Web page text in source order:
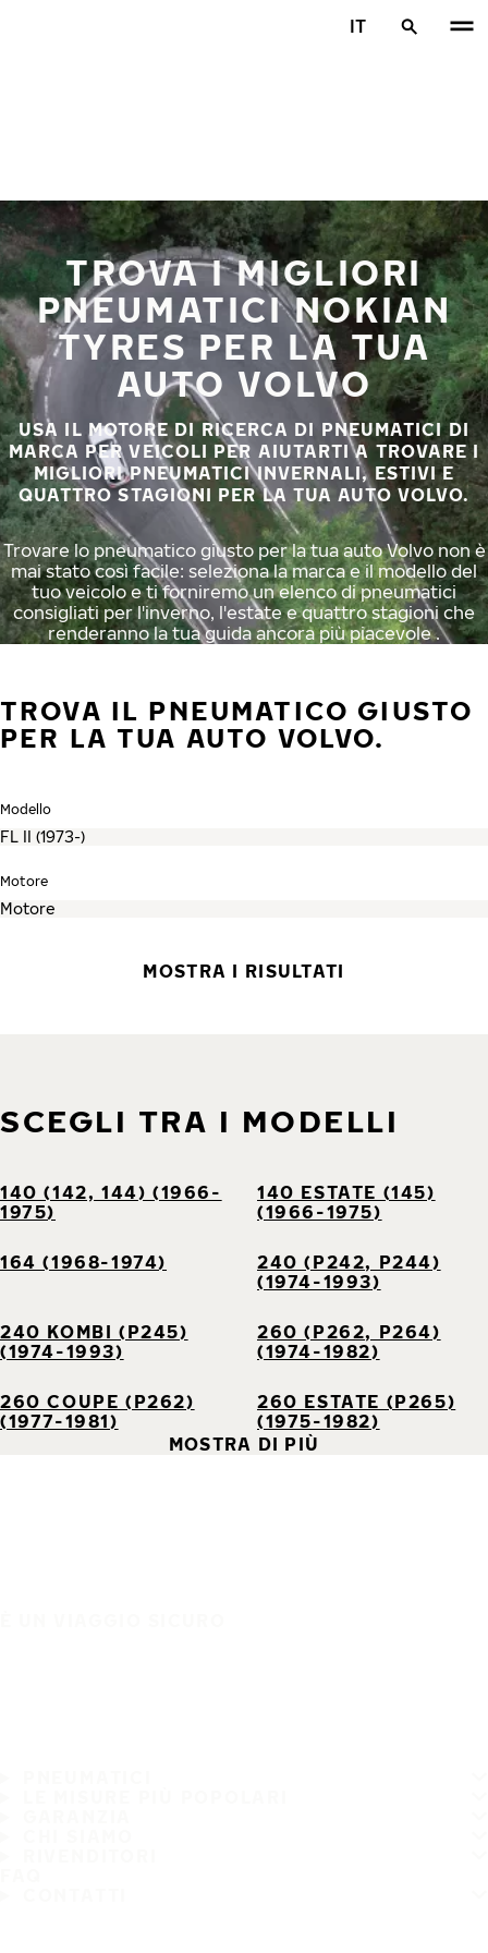
IT
TROVA I MIGLIORI
PNEUMATICI NOKIAN
TYRES PER LA TUA
AUTO VOLVO
USA IL MOTORE DI RICERCA DI PNEUMATICI DI
MARCA PER VEICOLI PER AIUTARTI A TROVARE I
MIGLIORI PNEUMATICI INVERNALI, ESTIVI E
QUATTRO STAGIONI PER LA TUA AUTO VOLVO.
Trovare lo pneumatico giusto per la tua auto Volvo non è
mai stato così facile: seleziona la marca e il modello del
tuo veicolo e ti forniremo un elenco di pneumatici
consigliati per l'inverno, l'estate e quattro stagioni che
renderanno la tua guida ancora più piacevole .
TROVA IL PNEUMATICO GIUSTO
PER LA TUA AUTO VOLVO.
Modello
Motore
MOSTRA I RISULTATI
SCEGLI TRA I MODELLI
140 (142, 144) (1966-
1975)
140 ESTATE (145)
(1966-1975)
164 (1968-1974)
240 (P242, P244)
(1974-1993)
240 KOMBI (P245)
(1974-1993)
260 (P262, P264)
(1974-1982)
260 COUPE (P262)
(1977-1981)
260 ESTATE (P265)
(1975-1982)
MOSTRA DI PIÙ